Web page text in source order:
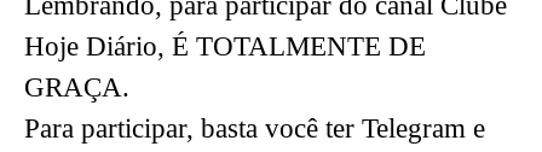
Hoje Diário, É TOTALMENTE DE
GRAÇA.
Para participar, basta você ter Telegram e